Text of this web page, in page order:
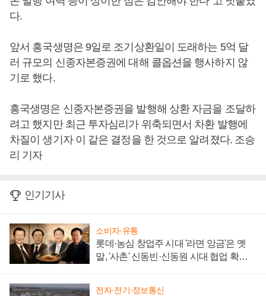
다.
앞서 흥국생명은 9일로 조기상환일이 도래하는 5억 달
러 규모의 신종자본증권에 대해 콜옵션을 행사하지 않
기로 했다.
흥국생명은 신종자본증권을 발행해 상환 자금을 조달하
려고 했지만 최근 투자심리가 위축되면서 차환 발행에
차질이 생기자 이 같은 결정을 한 것으로 알려졌다. 조승
리 기자
인기기사
소비자·유통
롯데·농심 창업주 시대 '라면 앙금'은 옛
말, '사촌' 신동빈·신동원 시대 협업 확대
전자·전기·정보통신